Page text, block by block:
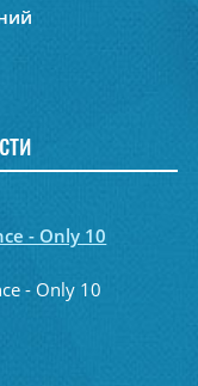
- Only 10
- Only 10